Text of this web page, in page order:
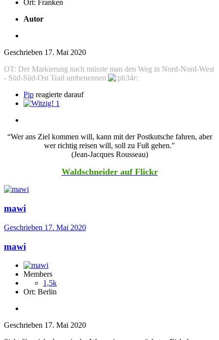
Ort: Franken
Autor
Geschrieben 17. Mai 2020
OT: Der Markierung nach müsste man den Weg in Nord-Nord-West
- Süd-Süd-Ost Trail umbenennen
Pip reagierte darauf
1
“Wer ans Ziel kommen will, kann mit der Postkutsche fahren, aber
wer richtig reisen will, soll zu Fuß gehen."
(Jean-Jacques Rousseau)
Waldschneider auf Flickr
mawi
Geschrieben 17. Mai 2020
mawi
Members
1,5k
Ort: Berlin
Geschrieben 17. Mai 2020